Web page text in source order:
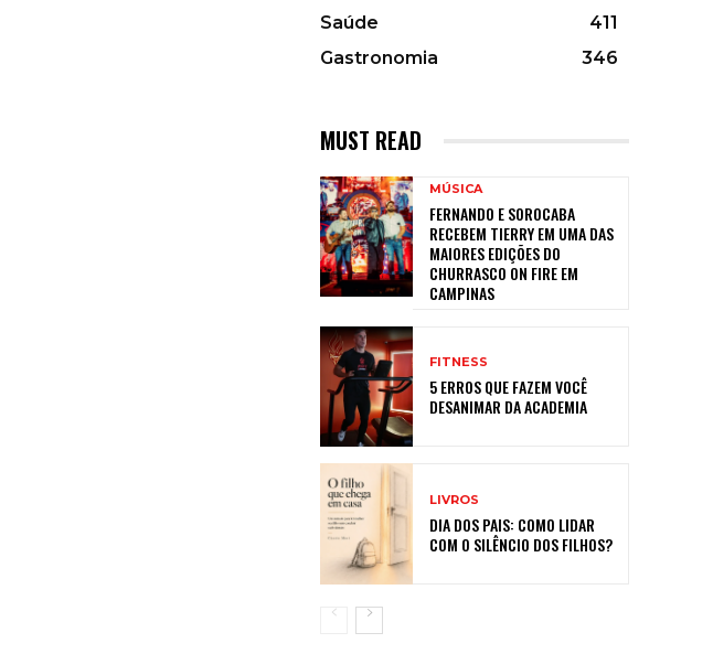
Saúde
411
Gastronomia
346
MUST READ
MÚSICA
FERNANDO E SOROCABA
RECEBEM TIERRY EM UMA DAS
MAIORES EDIÇÕES DO
CHURRASCO ON FIRE EM
CAMPINAS
FITNESS
5 ERROS QUE FAZEM VOCÊ
DESANIMAR DA ACADEMIA
LIVROS
DIA DOS PAIS: COMO LIDAR
COM O SILÊNCIO DOS FILHOS?